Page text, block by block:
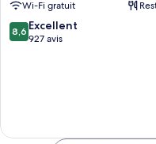
Parchi
del
Garda
Wi-Fi gratuit
8.6
sur
8,6 Excellent
927 avis